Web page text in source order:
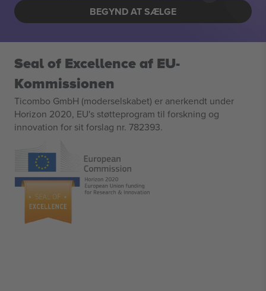
BEGYND AT SÆLGE
Seal of Excellence af EU-
Kommissionen
Ticombo GmbH (moderselskabet) er anerkendt under
Horizon 2020, EU's støtteprogram til forskning og
innovation for sit forslag nr. 782393.